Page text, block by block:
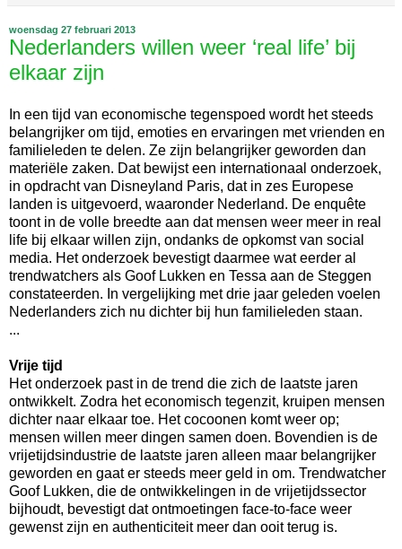
woensdag 27 februari 2013
Nederlanders willen weer ‘real life’ bij
elkaar zijn
In een tijd van economische tegenspoed wordt het steeds
belangrijker om tijd, emoties en ervaringen met vrienden en
familieleden te delen. Ze zijn belangrijker geworden dan
materiële zaken. Dat bewijst een internationaal onderzoek,
in opdracht van Disneyland Paris, dat in zes Europese
landen is uitgevoerd, waaronder Nederland. De enquête
toont in de volle breedte aan dat mensen weer meer in real
life bij elkaar willen zijn, ondanks de opkomst van social
media. Het onderzoek bevestigt daarmee wat eerder al
trendwatchers als Goof Lukken en Tessa aan de Steggen
constateerden. In vergelijking met drie jaar geleden voelen
Nederlanders zich nu dichter bij hun familieleden staan.
...
Vrije tijd
Het onderzoek past in de trend die zich de laatste jaren
ontwikkelt. Zodra het economisch tegenzit, kruipen mensen
dichter naar elkaar toe. Het cocoonen komt weer op;
mensen willen meer dingen samen doen. Bovendien is de
vrijetijdsindustrie de laatste jaren alleen maar belangrijker
geworden en gaat er steeds meer geld in om. Trendwatcher
Goof Lukken, die de ontwikkelingen in de vrijetijdssector
bijhoudt, bevestigt dat ontmoetingen face-to-face weer
gewenst zijn en authenticiteit meer dan ooit terug is.